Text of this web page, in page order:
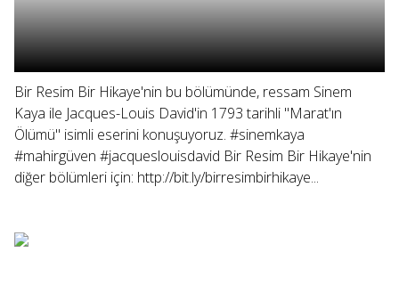
Bir Resim Bir Hikaye'nin bu bölümünde, ressam Sinem
Kaya ile Jacques-Louis David'in 1793 tarihli "Marat'ın
Ölümü" isimli eserini konuşuyoruz. #sinemkaya
#mahirgüven #jacqueslouisdavid Bir Resim Bir Hikaye'nin
diğer bölümleri için: http://bit.ly/birresimbirhikaye...